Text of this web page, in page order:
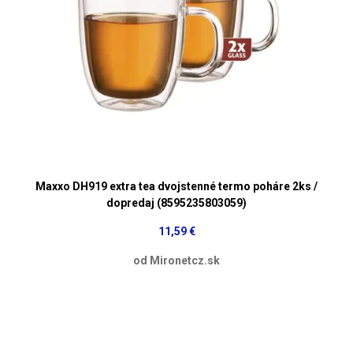
Maxxo DH919 extra tea dvojstenné termo poháre 2ks /
dopredaj (8595235803059)
11,59 €
od Mironetcz.sk